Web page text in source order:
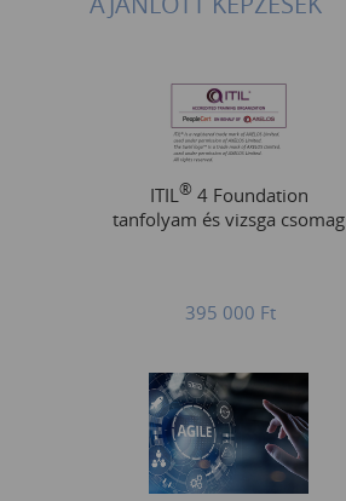
ITIL® 4 Foundation
tanfolyam és vizsga csomag
395 000 Ft